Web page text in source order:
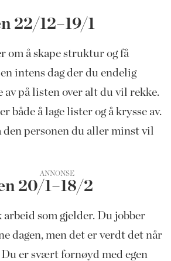
22/12–19/1
om å skape struktur og få
intens dag der du endelig
av på listen over alt du vil rekke.
både å lage lister og å krysse av.
den personen du aller minst vil
20/1–18/2
arbeid som gjelder. Du jobber
dagen, men det er verdt det når
er svært fornøyd med egen